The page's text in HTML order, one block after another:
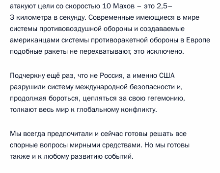
атакуют цели со скоростью 10 Махов – это 2,5–
3 километра в секунду. Современные имеющиеся в мире
системы противовоздушной обороны и создаваемые
американцами системы противоракетной обороны в Европе
подобные ракеты не перехватывают, это исключено.
Подчеркну ещё раз, что не Россия, а именно США
разрушили систему международной безопасности и,
продолжая бороться, цепляться за свою гегемонию,
толкают весь мир к глобальному конфликту.
Мы всегда предпочитали и сейчас готовы решать все
спорные вопросы мирными средствами. Но мы готовы
также и к любому развитию событий.